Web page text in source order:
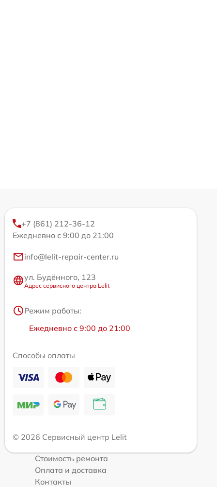
+7 (861) 212-36-12
Ежедневно с 9:00 до 21:00
info@lelit-repair-center.ru
ул. Будённого, 123
Адрес сервисного центра Lelit
Режим работы:
Ежедневно с 9:00 до 21:00
Способы оплаты
© 2026 Сервисный центр Lelit
Стоимость ремонта
Оплата и доставка
Контакты